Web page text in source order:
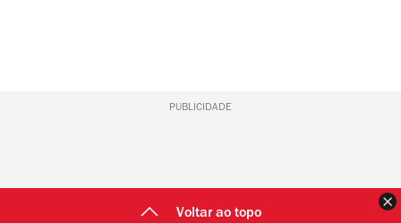
PUBLICIDADE
Voltar ao topo